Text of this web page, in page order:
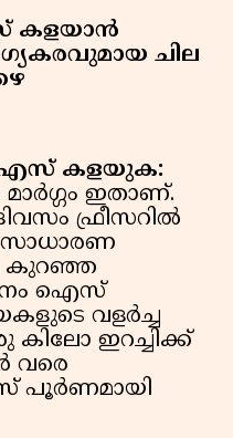
കളയാൻ
ചില
ഐസ് കളയുക:
ഇതാണ്.
ഫ്രീസറിൽ
സാധാരണ
കുറഞ്ഞ
ഐസ്
വളർച്ച
കിലോ ഇറച്ചിക്ക്
വരെ
പൂർണമായി